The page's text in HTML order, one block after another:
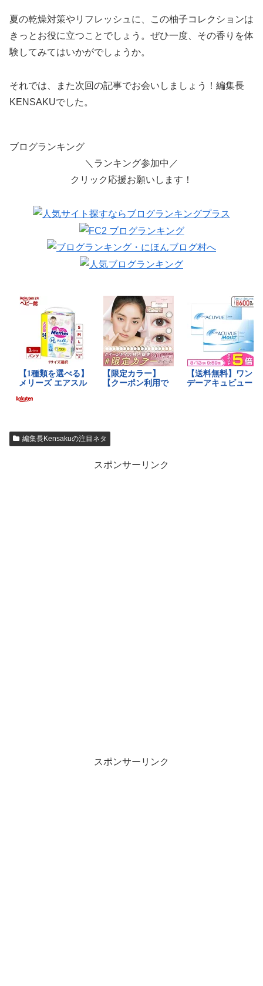
夏の乾燥対策やリフレッシュに、この柚子コレクションは
きっとお役に立つことでしょう。ぜひ一度、その香りを体
験してみてはいかがでしょうか。
それでは、また次回の記事でお会いしましょう！編集長
KENSAKUでした。
ブログランキング
＼ランキング参加中／
クリック応援お願いします！
編集長Kensakuの注目ネタ
スポンサーリンク
スポンサーリンク